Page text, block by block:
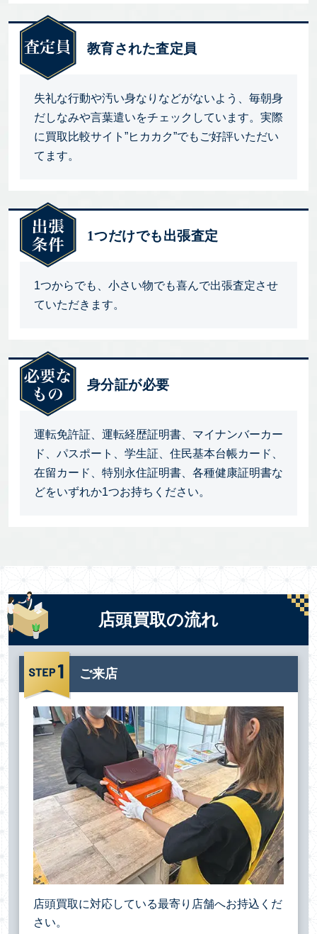
教育された査定員
失礼な行動や汚い身なりなどがないよう、毎朝身
だしなみや言葉遣いをチェックしています。実際
に買取比較サイト”ヒカカク”でもご好評いただい
てます。
1つだけでも出張査定
1つからでも、小さい物でも喜んで出張査定させ
ていただきます。
身分証が必要
運転免許証、運転経歴証明書、マイナンバーカー
ド、パスポート、学生証、住民基本台帳カード、
在留カード、特別永住証明書、各種健康証明書な
どをいずれか1つお持ちください。
店頭買取の流れ
ご来店
店頭買取に対応している最寄り店舗へお持込くだ
さい。